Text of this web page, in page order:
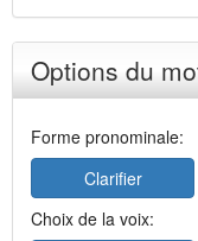
Options du
Forme pronominale:
Clarifier
Choix de la voix: